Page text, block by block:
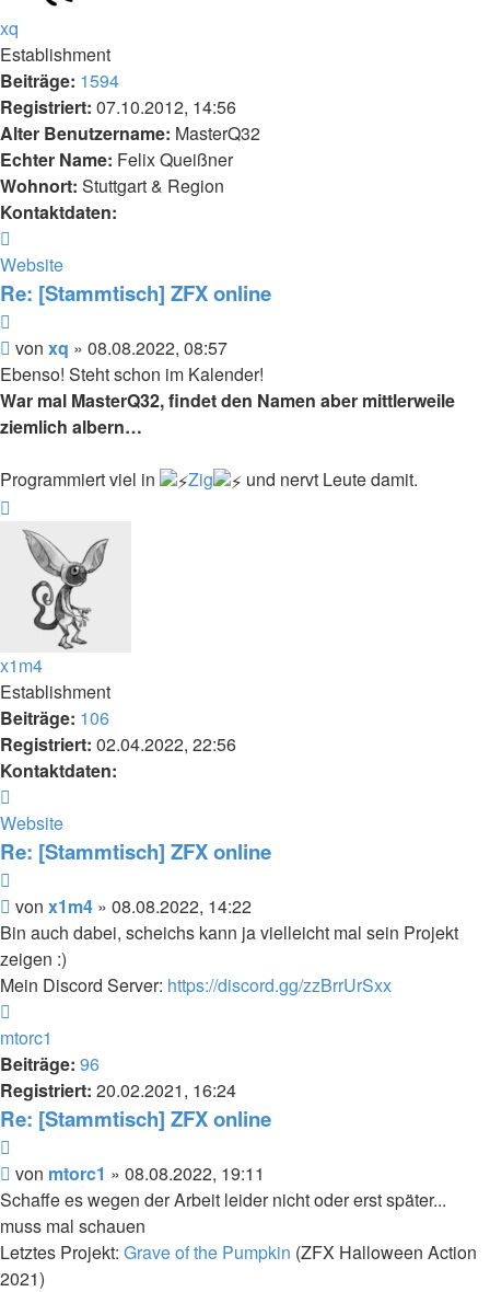
xq
Establishment
Beiträge: 1594
Registriert: 07.10.2012, 14:56
Alter Benutzername: MasterQ32
Echter Name: Felix Queißner
Wohnort: Stuttgart & Region
Kontaktdaten:
von
xq
Website
Re: [Stammtisch] ZFX online
Beitrag
von xq » 08.08.2022, 08:57
Ebenso! Steht schon im Kalender!
War mal MasterQ32, findet den Namen aber mittlerweile
ziemlich albern…
Programmiert viel in Zig
und nervt Leute damit.
oben
x1m4
Establishment
Beiträge: 106
Registriert: 02.04.2022, 22:56
Kontaktdaten:
von
x1m4
Website
Re: [Stammtisch] ZFX online
Beitrag
von x1m4 » 08.08.2022, 14:22
Bin auch dabei, scheichs kann ja vielleicht mal sein Projekt
zeigen :)
Mein Discord Server: https://discord.gg/zzBrrUrSxx
oben
mtorc1
Beiträge: 96
Registriert: 20.02.2021, 16:24
Re: [Stammtisch] ZFX online
Beitrag
von mtorc1 » 08.08.2022, 19:11
Schaffe es wegen der Arbeit leider nicht oder erst später...
muss mal schauen
Letztes Projekt: Grave of the Pumpkin (ZFX Halloween Action
2021)